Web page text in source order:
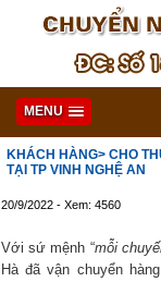
MENU
KHÁCH HÀNG> CHO
TẠI TP VINH NGHỆ AN
20/9/2022 - Xem: 4560
Với sứ mệnh “mỗi
Hà đã vận chuyển